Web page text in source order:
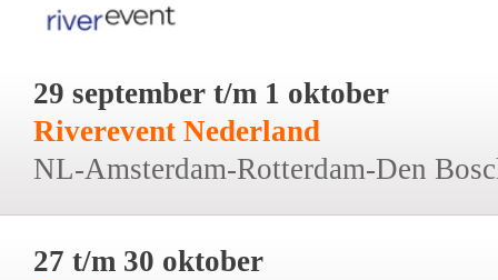
29 september t/m 1 oktober
Riverevent Nederland
NL-Amsterdam-Rotterdam-Den
27 t/m 30 oktober